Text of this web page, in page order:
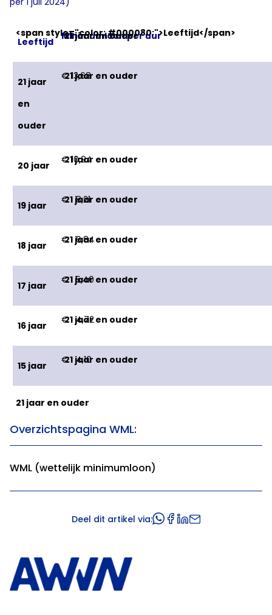
Leeftijd Minimumloon per uur
21 jaar
en
ouder
€ 13,68
20 jaar € 10,94
19 jaar € 8,21
18 jaar € 6,84
17 jaar € 5,40
16 jaar € 4,72
15 jaar € 4,10
Overzichtspagina WML:
WML (wettelijk minimumloon)
Deel dit artikel via: